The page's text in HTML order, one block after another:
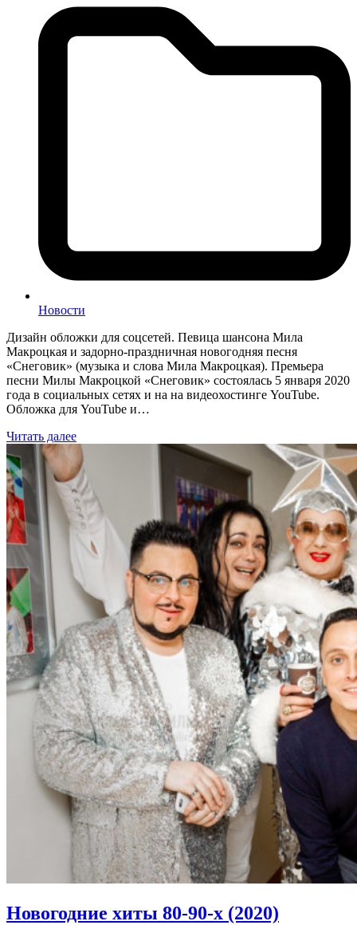
Новости
Дизайн обложки для соцсетей. Певица шансона Мила
Макроцкая и задорно-праздничная новогодняя песня
«Снеговик» (музыка и слова Мила Макроцкая). Премьера
песни Милы Макроцкой «Снеговик» состоялась 5 января 2020
года в социальных сетях и на на видеохостинге YouTube.
Обложка для YouTube и…
Читать далее
Новогодние хиты 80-90-х (2020)